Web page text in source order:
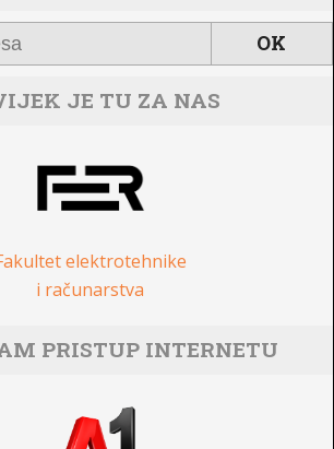
JE TU ZA NAS
elektrotehnike
i računarstva
PRISTUP INTERNETU